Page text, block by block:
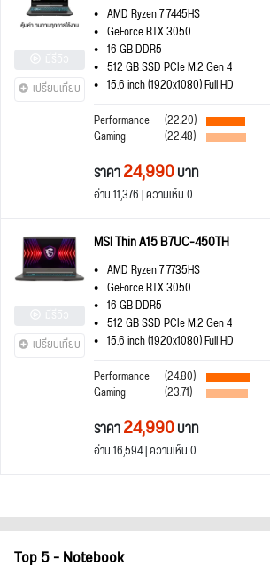
เปรียบเทียบ
AMD Ryzen 7 7445HS
GeForce RTX 3050
16 GB DDR5
512 GB SSD PCIe M.2 Gen 4
15.6 inch (1920x1080) Full HD
Performance
(22.20)
Gaming (22.48)
ราคา24,990บาท
อ่าน 11,376 | ความเห็น 0
เปรียบเทียบ
MSI Thin A15 B7UC-450TH
AMD Ryzen 7 7735HS
GeForce RTX 3050
16 GB DDR5
512 GB SSD PCIe M.2 Gen 4
15.6 inch (1920x1080) Full HD
Performance
(24.80)
Gaming (23.71)
ราคา24,990บาท
อ่าน 16,594 | ความเห็น 0
Top 5 - Notebook